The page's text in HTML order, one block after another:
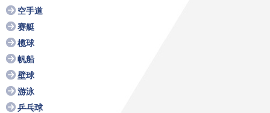
空手道
赛艇
榄球
帆船
壁球
游泳
乒乓球